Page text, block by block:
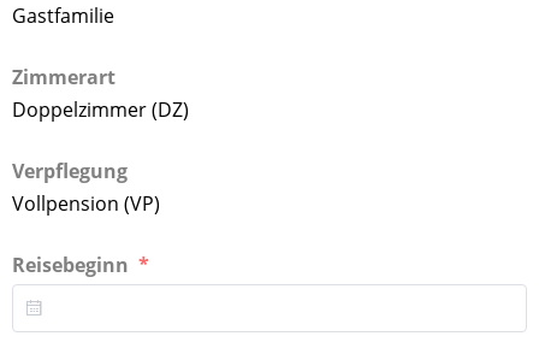
Gastfamilie
Zimmerart
Doppelzimmer (DZ)
Verpflegung
Vollpension (VP)
Reisebeginn